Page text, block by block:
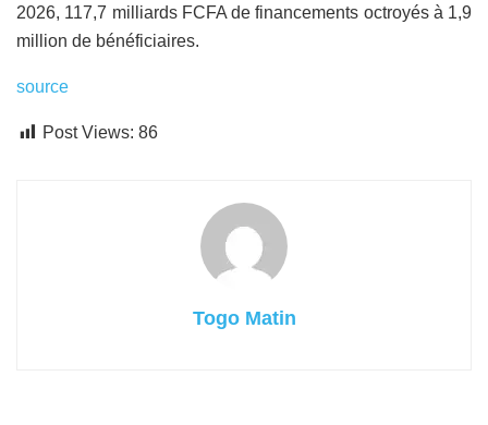
2026, 117,7 milliards FCFA de financements octroyés à 1,9
million de bénéficiaires.
source
Post Views: 86
Togo Matin